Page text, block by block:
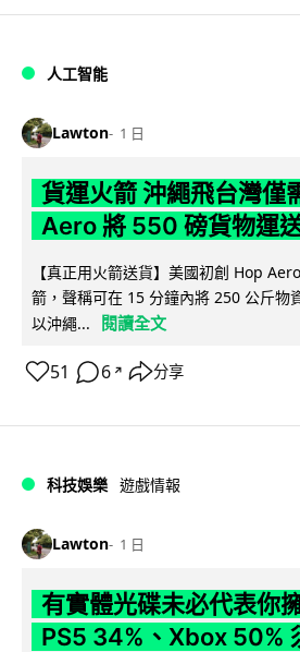
人工智能
Lawton 1 日
貨運火箭 沖繩飛台灣僅
Aero 將 550 磅貨物運
【真正用火箭送貨】美國初創 Hop
箭，聲稱可在 15 分鐘內將 250 公斤物
以沖繩...
閱讀全文
51 6 ↗ 分享
科技娛樂 遊戲情報
Lawton 1 日
有實體光碟未必代表你
PS5 34%、Xbox 50%